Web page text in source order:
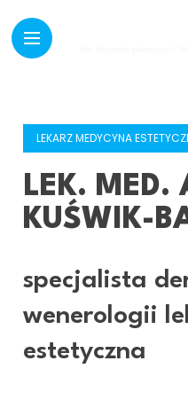
LEKARZ MEDYCYNA
LEK. MED.
KUŚWIK-
specjalista
wenerologii
estetyczna